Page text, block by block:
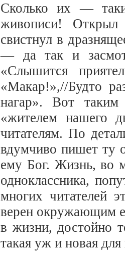
Сколько их —
живописи! Открыл
свистнул в
— да так и
«Слышится
«Макар!»,//Будто
нагар». Вот
«жителем нашего
читателям. По
вдумчиво пишет ту
ему Бог. Жизнь, во
одноклассника,
многих читателей
верен окружающим
в жизни, достойно
такая уж и новая